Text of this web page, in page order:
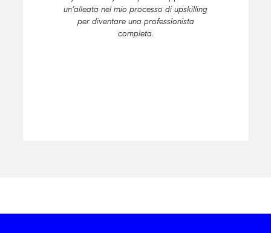
un’alleata nel mio processo di upskilling
per diventare una professionista
completa.